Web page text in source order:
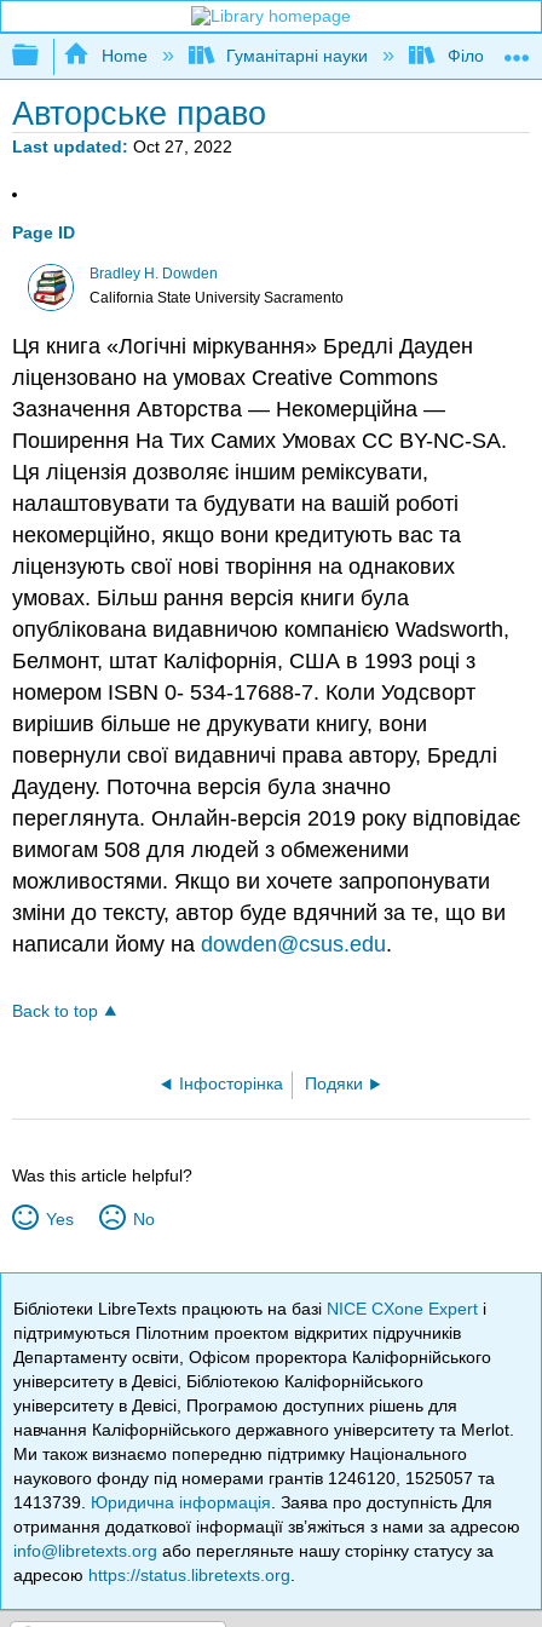
Expand/collapse global hierarchy
Home Гуманітарні науки Філософія
Авторське право
Last updated Oct 27, 2022
Page ID
Bradley H. Dowden
California State University Sacramento
Ця книга «Логічні міркування» Бредлі Дауден
ліцензовано на умовах Creative Commons
Зазначення Авторства — Некомерційна —
Поширення На Тих Самих Умовах CC BY-NC-SA.
Ця ліцензія дозволяє іншим реміксувати,
налаштовувати та будувати на вашій роботі
некомерційно, якщо вони кредитують вас та
ліцензують свої нові творіння на однакових
умовах. Більш рання версія книги була
опублікована видавничою компанією Wadsworth,
Белмонт, штат Каліфорнія, США в 1993 році з
номером ISBN 0- 534-17688-7. Коли Уодсворт
вирішив більше не друкувати книгу, вони
повернули свої видавничі права автору, Бредлі
Даудену. Поточна версія була значно
переглянута. Онлайн-версія 2019 року відповідає
вимогам 508 для людей з обмеженими
можливостями. Якщо ви хочете запропонувати
зміни до тексту, автор буде вдячний за те, що ви
написали йому наdowden@csus.edu.
Back to top
Інфосторінка Подяки
Was this article helpful?
Yes No
Бібліотеки LibreTexts працюють на базі NICE CXone Expert і
підтримуються Пілотним проектом відкритих підручників
Департаменту освіти, Офісом проректора Каліфорнійського
університету в Девісі, Бібліотекою Каліфорнійського
університету в Девісі, Програмою доступних рішень для
навчання Каліфорнійського державного університету та Merlot.
Ми також визнаємо попередню підтримку Національного
наукового фонду під номерами грантів 1246120, 1525057 та
1413739. Юридична інформація . Заява про доступність Для
отримання додаткової інформації зв’яжіться з нами за адресою
info@libretexts.org або перегляньте нашу сторінку статусу за
адресою https://status.libretexts.org